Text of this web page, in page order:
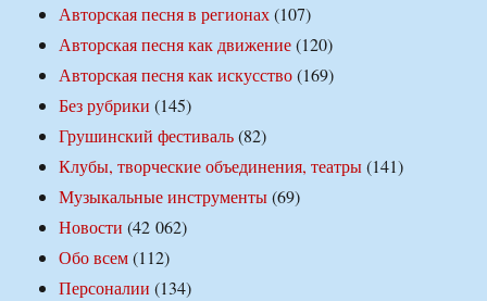
Авторская песня в регионах(107)
Авторская песня как движение(120)
Авторская песня как искусство(169)
Без рубрики (145)
Грушинский фестиваль(82)
Клубы, творческие объединения, театры(141)
Музыкальные инструменты(69)
Новости (42 062)
Обо всем(112)
Персоналии (134)